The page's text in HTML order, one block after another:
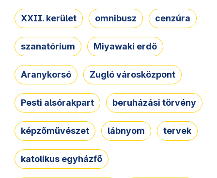
XXII. kerület omnibusz cenzúra
szanatórium Miyawaki erdő
Aranykorsó Zugló városközpont
Pesti alsórakpart beruházási törvény
képzőművészet lábnyom tervek
katolikus egyházfő